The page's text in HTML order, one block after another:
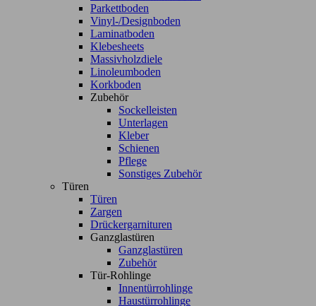
Parkettboden
Vinyl-/Designboden
Laminatboden
Klebesheets
Massivholzdiele
Linoleumboden
Korkboden
Zubehör
Sockelleisten
Unterlagen
Kleber
Schienen
Pflege
Sonstiges Zubehör
Türen
Türen
Zargen
Drückergarnituren
Ganzglastüren
Ganzglastüren
Zubehör
Tür-Rohlinge
Innentürrohlinge
Haustürrohlinge